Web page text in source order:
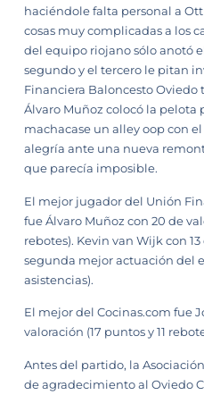
haciéndole falta personal a
cosas muy complicadas a los
del equipo riojano sólo anotó
segundo y el tercero le pitan
Financiera Baloncesto
Álvaro Muñoz colocó la pelota
machacase un alley oop con
alegría ante una nueva
que parecía imposible.
El mejor jugador del Unión
fue Álvaro Muñoz con 20 de
rebotes). Kevin van Wijk con
segunda mejor actuación del
asistencias).
El mejor del Cocinas.com fue
valoración (17 puntos y 11
Antes del partido, la
de agradecimiento al Oviedo